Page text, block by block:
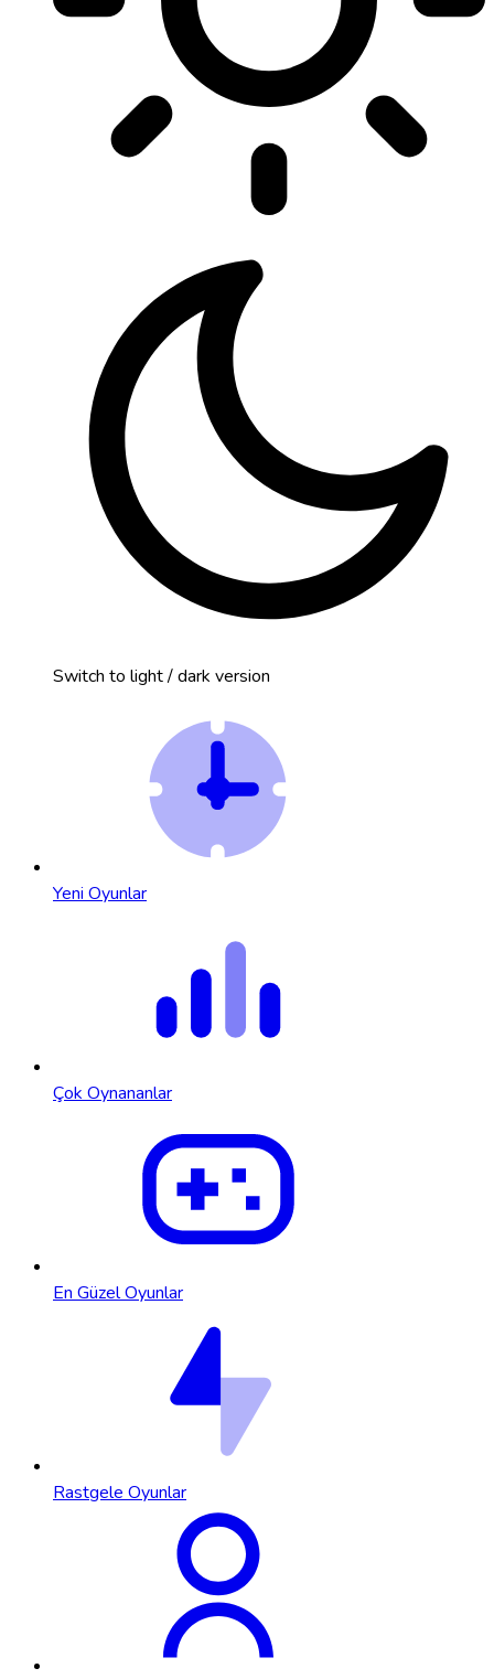
Switch to light / dark version
Yeni Oyunlar
Çok Oynananlar
En Güzel Oyunlar
Rastgele Oyunlar